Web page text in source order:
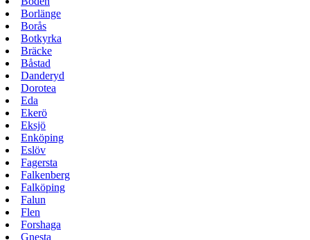
Borlänge
Borås
Botkyrka
Bräcke
Båstad
Danderyd
Dorotea
Eda
Ekerö
Eksjö
Enköping
Eslöv
Fagersta
Falkenberg
Falköping
Falun
Flen
Forshaga
Gnesta